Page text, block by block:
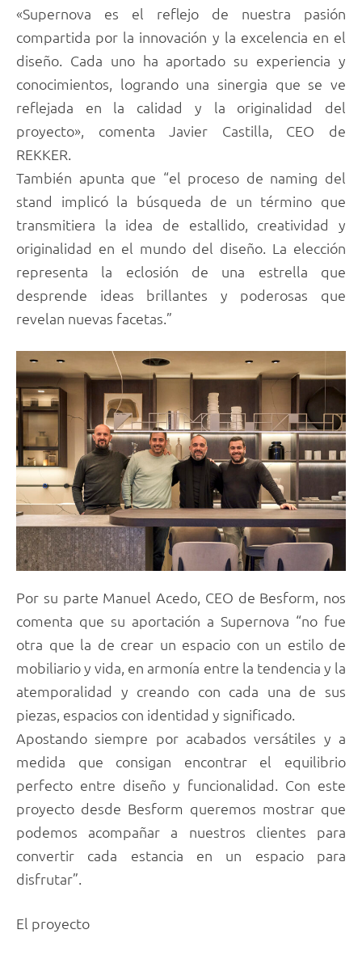
«Supernova es el reflejo de nuestra pasión
compartida por la innovación y la excelencia en el
diseño. Cada uno ha aportado su experiencia y
conocimientos, logrando una sinergia que se ve
reflejada en la calidad y la originalidad del
proyecto», comenta Javier Castilla, CEO de
REKKER.
También apunta que “el proceso de naming del
stand implicó la búsqueda de un término que
transmitiera la idea de estallido, creatividad y
originalidad en el mundo del diseño. La elección
representa la eclosión de una estrella que
desprende ideas brillantes y poderosas que
revelan nuevas facetas.”
Por su parte Manuel Acedo, CEO de Besform, nos
comenta que su aportación a Supernova “no fue
otra que la de crear un espacio con un estilo de
mobiliario y vida, en armonía entre la tendencia y la
atemporalidad y creando con cada una de sus
piezas, espacios con identidad y significado.
Apostando siempre por acabados versátiles y a
medida que consigan encontrar el equilibrio
perfecto entre diseño y funcionalidad. Con este
proyecto desde Besform queremos mostrar que
podemos acompañar a nuestros clientes para
convertir cada estancia en un espacio para
disfrutar”.
El proyecto